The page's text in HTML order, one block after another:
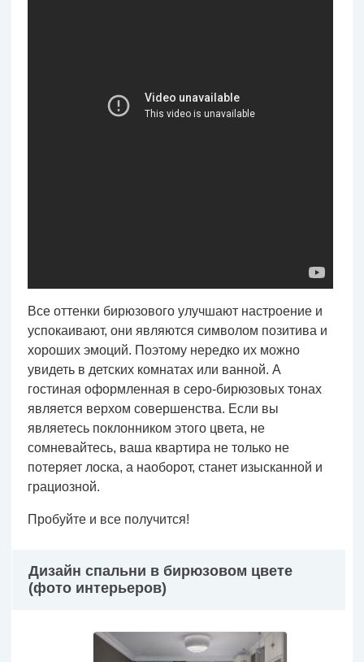
Все оттенки бирюзового улучшают настроение и
успокаивают, они являются символом позитива и
хороших эмоций. Поэтому нередко их можно
увидеть в детских комнатах или ванной. А
гостиная оформленная в серо-бирюзовых тонах
является верхом совершенства. Если вы
являетесь поклонником этого цвета, не
сомневайтесь, ваша квартира не только не
потеряет лоска, а наоборот, станет изысканной и
грациозной.
Пробуйте и все получится!
Дизайн спальни в бирюзовом цвете
(фото интерьеров)